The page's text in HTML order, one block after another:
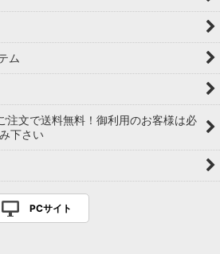
ム
注文で送料無料！御利用のお客様は必
下さい
PCサイト